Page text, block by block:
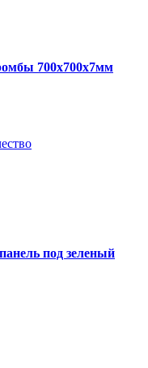
700x700x7мм
под зеленый